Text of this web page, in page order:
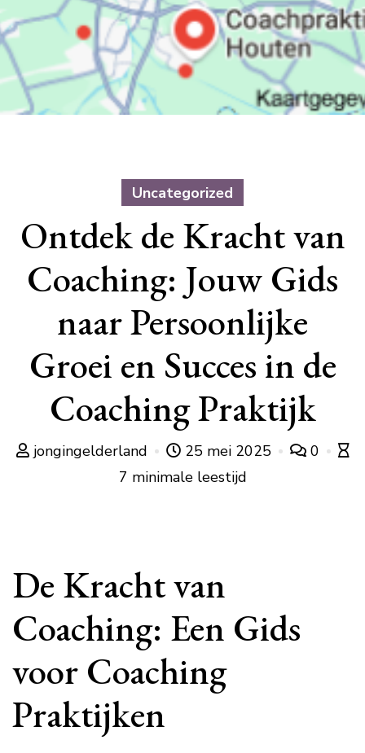
Uncategorized
Ontdek de Kracht van
Coaching: Jouw Gids
naar Persoonlijke
Groei en Succes in de
Coaching Praktijk
jongingelderland 25 mei 2025
0
7 minimale leestijd
De Kracht van
Coaching: Een Gids
voor Coaching
Praktijken